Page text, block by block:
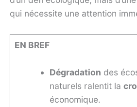
qui nécessite une attention
EN BREF
Dégradation des
naturels ralentit la
économique.